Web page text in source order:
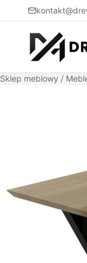
Sklep meblowy /